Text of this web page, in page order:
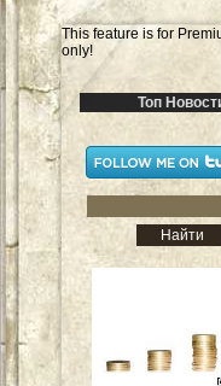
This feature is for
only!
Топ